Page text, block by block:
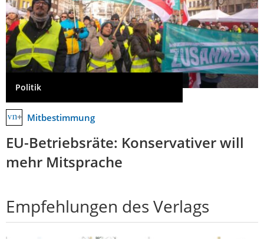
Politik
Mitbestimmung
EU-Betriebsräte: Konservativer will
mehr Mitsprache
Empfehlungen des Verlags